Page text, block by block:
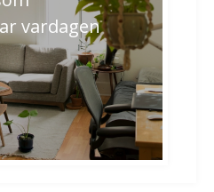
vardagen